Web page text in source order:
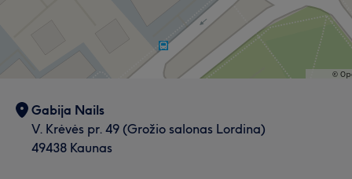
Gabija Nails
V. Krėvės pr. 49 (Grožio salonas Lordina)
49438 Kaunas